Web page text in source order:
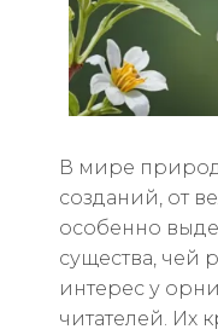
В мире
созданий, от
особенно
существа, чей
интерес у
читателей. Их